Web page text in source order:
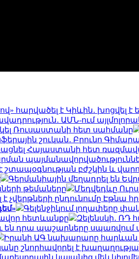
հարվածել է Կիևին․ խոցվել է
ԱՄՆ-ում
Ռուսաստանի հետ սահմանը
շուկան․ Բրունո
Հայաստանի հետ
շտապօգնության բժշկին և
Գերմանիային մեղադրել են
թեմաները
Մեդվեդևը
չվերթների ընդունումը
Գելենջիկում լողափերը
հետևանքը
Զելենսկի․ ՌԴ
են դրա պաշարները սպառվում
Իրանի ԱԳ նախարարը հարևան
շնորհավորել է
կայանից մեկ